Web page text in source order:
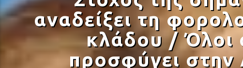
αναδείξει τη
κλάδου / Όλοι
προσφύγει στην